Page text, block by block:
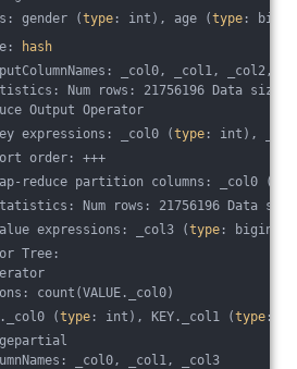
(type : int), age (type :
hash
_col0, _col1, _col2,
21756196 Data size:
Operator
_col0 (type : int),
+++
columns: _col0 (
21756196 Data size:
_col3 (type : bigint)
Tree:
(type : int), KEY._col1 (type :
_col0, _col1, _col3